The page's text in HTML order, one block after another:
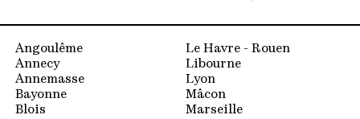
Newsletter
Angoulême
Annecy
Annemasse
Bayonne
Blois
Le Havre - Rouen
Libourne
Lyon
Mâcon
Marseille